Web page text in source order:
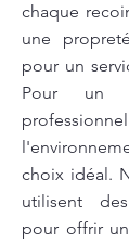
chaque
une
pour un
Pour un
choix idéal.
utilisent
pour offrir